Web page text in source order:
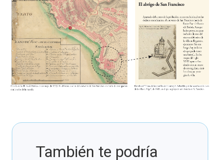
También te podría